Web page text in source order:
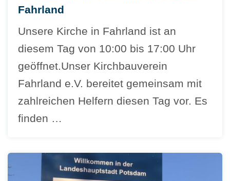
Fahrland
Unsere Kirche in Fahrland ist an
diesem Tag von 10:00 bis 17:00 Uhr
geöffnet.Unser Kirchbauverein
Fahrland e.V. bereitet gemeinsam mit
zahlreichen Helfern diesen Tag vor. Es
finden …